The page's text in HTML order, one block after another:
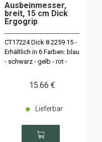
Ausbeinmesser,
breit, 15 cm Dick
Ergogrip
CT17224 Dick 8 2259 15 -
Erhältlich in 6 Farben: blau
- schwarz - gelb - rot -
15.66 €
Lieferbar